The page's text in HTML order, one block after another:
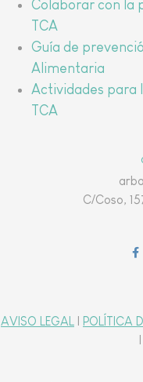
C/Coso,
AVISO LEGAL POLÍTICA
Colaborar con la
TCA
Guía de
Alimentaria
Actividades para
TCA